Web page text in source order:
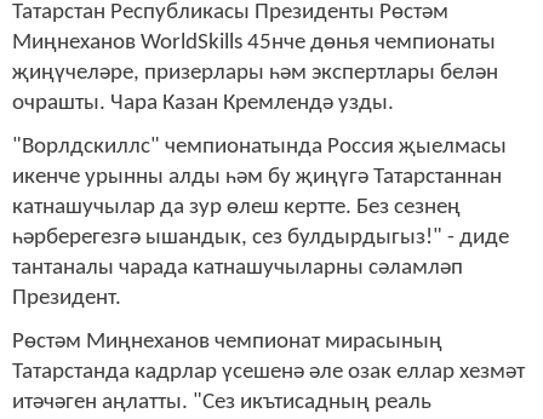
Татарстан Республикасы Президенты Рөстәм
Миңнеханов WorldSkills 45нче дөнья чемпионаты
җиңүчеләре, призерлары һәм экспертлары белән
очрашты. Чара Казан Кремлендә узды.
"Ворлдскиллс" чемпионатында Россия җыелмасы
икенче урынны алды һәм бу җиңүгә Татарстаннан
катнашучылар да зур өлеш кертте. Без сезнең
һәрберегезгә ышандык, сез булдырдыгыз!" - диде
тантаналы чарада катнашучыларны сәламләп
Президент.
Рөстәм Миңнеханов чемпионат мирасының
Татарстанда кадрлар үсешенә әле озак еллар хезмәт
итәчәген аңлатты. "Сез икътисадның реаль